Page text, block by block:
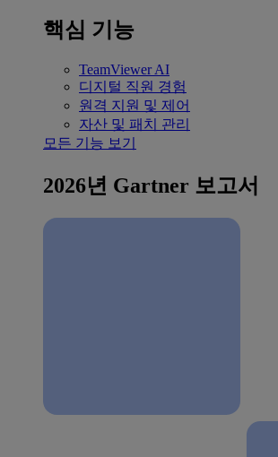
핵심 기능
TeamViewer AI
디지털 직원 경험
원격 지원 및 제어
자산 및 패치 관리
모든 기능 보기
2026년 Gartner 보고서